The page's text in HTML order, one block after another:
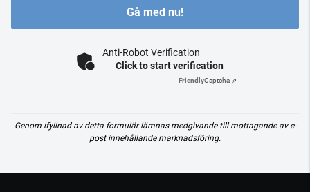
Gå med nu!
Anti-Robot Verification
Click to start verification
FriendlyCaptcha ⇗
Genom ifyllnad av detta formulär lämnas medgivande till mottagande av e-
post innehållande marknadsföring.